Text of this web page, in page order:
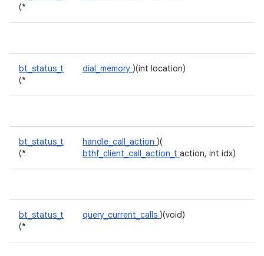
(*
bt_status_t
(*
dial_memory )(int location)
bt_status_t
(*
handle_call_action )(
bthf_client_call_action_t action, int idx)
bt_status_t
(*
query_current_calls )(void)